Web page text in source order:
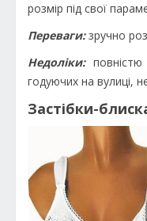
розмір під свої
Переваги:зручно
Недоліки:повністю
годуючих на вулиці,
Застібки-